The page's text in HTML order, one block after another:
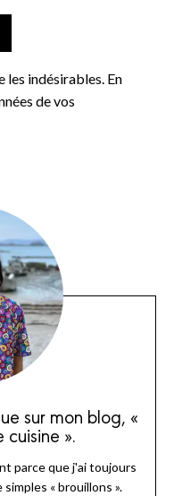
les indésirables. En
de vos
sur mon blog, «
cuisine ».
parce que j'ai toujours
« brouillons ».